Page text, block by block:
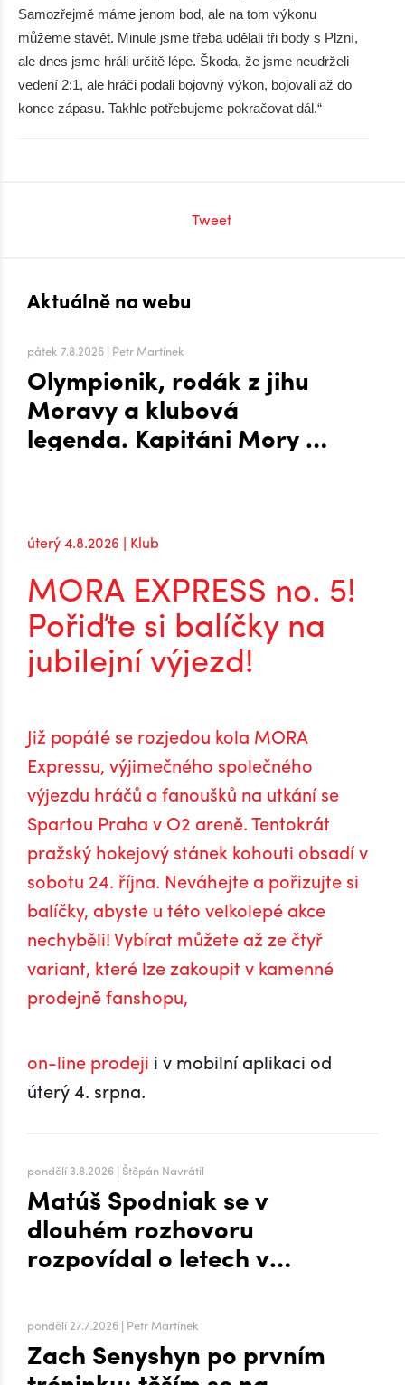
Samozřejmě máme jenom bod, ale na tom výkonu
můžeme stavět. Minule jsme třeba udělali tři body s Plzní,
ale dnes jsme hráli určitě lépe. Škoda, že jsme neudrželi
vedení 2:1, ale hráči podali bojovný výkon, bojovali až do
konce zápasu. Takhle potřebujeme pokračovat dál.“
Tweet
Aktuálně na webu
pátek 7.8.2026 | Petr Martínek
Olympionik, rodák z jihu
Moravy a klubová
legenda. Kapitáni Mory po
úterý 4.8.2026 | Klub
MORA EXPRESS no. 5!
Pořiďte si balíčky na
jubilejní výjezd!
Již popáté se rozjedou kola MORA
Expressu, výjimečného společného
výjezdu hráčů a fanoušků na utkání se
Spartou Praha v O2 areně. Tentokrát
pražský hokejový stánek kohouti obsadí v
sobotu 24. října. Neváhejte a pořizujte si
balíčky, abyste u této velkolepé akce
nechyběli! Vybírat můžete až ze čtyř
variant, které lze zakoupit v kamenné
prodejně fanshopu,
on-line prodeji i v mobilní aplikaci od
úterý 4. srpna.
pondělí 3.8.2026 | Štěpán Navrátil
Matúš Spodniak se v
dlouhém rozhovoru
rozpovídal o letech v
pondělí 27.7.2026 | Petr Martínek
Zach Senyshyn po prvním